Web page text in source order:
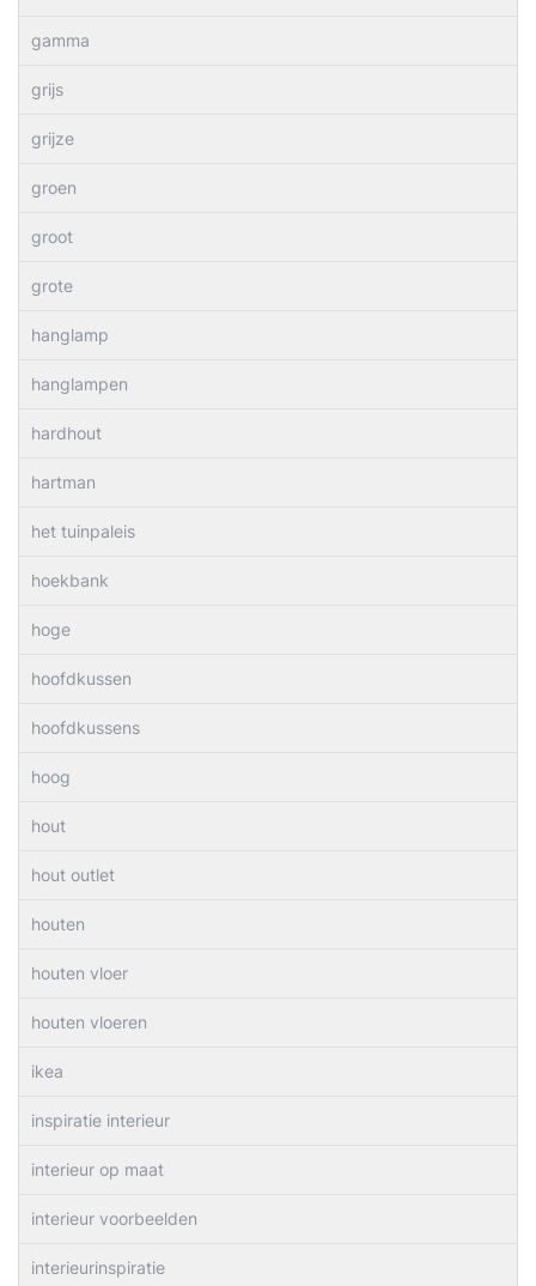
gamma
grijs
grijze
groen
groot
grote
hanglamp
hanglampen
hardhout
hartman
het tuinpaleis
hoekbank
hoge
hoofdkussen
hoofdkussens
hoog
hout
hout outlet
houten
houten vloer
houten vloeren
ikea
inspiratie interieur
interieur op maat
interieur voorbeelden
interieurinspiratie